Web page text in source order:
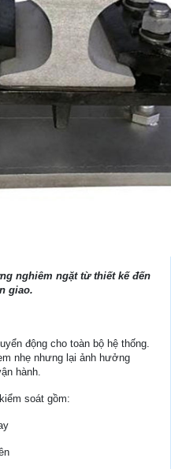
nghiêm ngặt từ thiết kế đến
giao.
động cho toàn bộ hệ thống.
nhẹ nhưng lại ảnh hưởng
hành.
soát gồm: